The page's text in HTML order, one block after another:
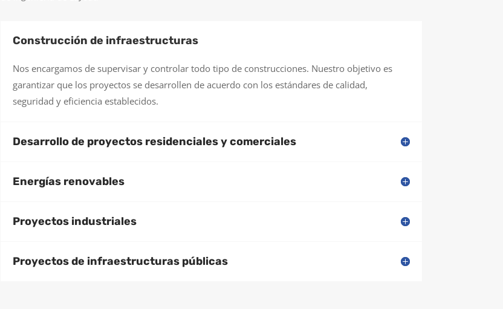
Construcción de infraestructuras
Nos encargamos de supervisar y controlar todo tipo de construcciones. Nuestro objetivo es
garantizar que los proyectos se desarrollen de acuerdo con los estándares de calidad,
seguridad y eficiencia establecidos.
Desarrollo de proyectos residenciales y comerciales
Energías renovables
Proyectos industriales
Proyectos de infraestructuras públicas